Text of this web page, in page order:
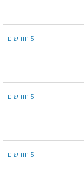
5 חודשים
5 חודשים
5 חודשים